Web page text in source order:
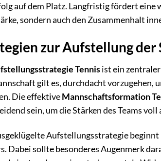
auf dem Platz. Langfristig fördert
sondern auch den Zusammenhalt
zur Aufstellung der
Tennisist ein
gilt es, durchdacht vorzugehen,
Die effektiveMannschaftsformation
sein, um die Stärken des Teams voll
Aufstellungsstrategie
Dabei sollte besonderes Augenmerk